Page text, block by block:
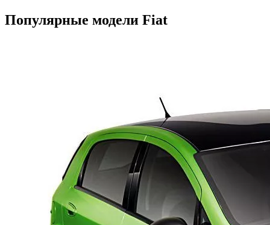
Популярные модели Fiat